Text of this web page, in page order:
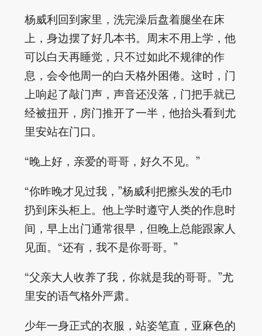
杨威利回到家里，洗完澡后盘着腿坐在床
上，身边摆了好几本书。周末不用上学，他
可以白天再睡觉，只不过如此不规律的作
息，会令他周一的白天格外困倦。这时，门
上响起了敲门声，声音还没落，门把手就已
经被扭开，房门推开了一半，他抬头看到尤
里安站在门口。
“晚上好，亲爱的哥哥，好久不见。”
“你昨晚才见过我，”杨威利把擦头发的毛巾
扔到床头柜上。他上学时遵守人类的作息时
间，早上出门通常很早，但晚上总能跟家人
见面。“还有，我不是你哥哥。”
“父亲大人收养了我，你就是我的哥哥。”尤
里安的语气格外严肃。
少年一身正式的衣服，站姿笔直，亚麻色的